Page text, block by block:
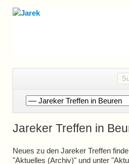
Navigation
überspringen
Jareker Treffen in
Neues zu den Jareker Treffen
"Aktuelles (Archiv)" und unter